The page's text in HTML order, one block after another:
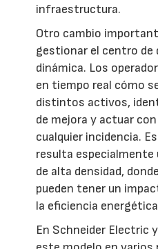
infraestructura.
Otro cambio
gestionar el centro de
dinámica. Los
en tiempo real cómo
distintos activos,
de mejora y actuar
cualquier incidencia.
resulta
de alta densidad,
pueden tener un
la eficiencia
En Schneider Electric